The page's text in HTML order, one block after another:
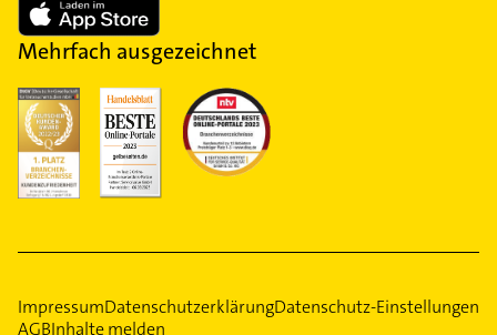
Mehrfach ausgezeichnet
ImpressumDatenschutzerklärungDatenschutz-Einstellungen
AGBInhalte melden